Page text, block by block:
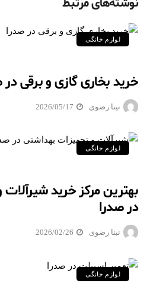
لوازم خانگی
خرید بخاری گازی و برقی در
نینا رضوی 2026/05/17
لوازم خانگی
بهترین مرکز خرید
در صدرا
نینا رضوی 2026/02/26
لوازم خانگی